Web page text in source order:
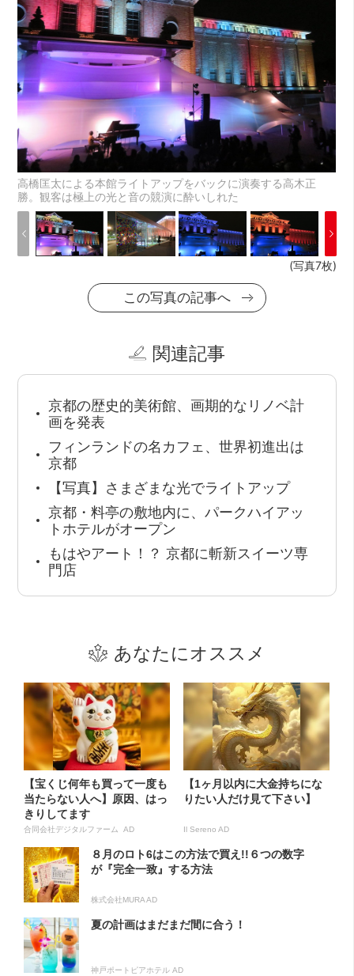
高橋匡太による本館ライトアップをバックに演奏する高木正
勝。観客は極上の光と音の競演に酔いしれた
(写真7枚)
この写真の記事へ
関連記事
京都の歴史的美術館、画期的なリノベ計
画を発表
フィンランドの名カフェ、世界初進出は
京都
【写真】さまざまな光でライトアップ
京都・料亭の敷地内に、パークハイアッ
トホテルがオープン
もはやアート！？ 京都に斬新スイーツ専
門店
あなたにオススメ
【宝くじ何年も買って一度も
当たらない人へ】原因、はっ
きりしてます
合同会社デジタルファーム AD
【1ヶ月以内に大金持ちにな
りたい人だけ見て下さい】
Il Sereno AD
８月のロト6はこの方法で買え!!６つの数字
が『完全一致』する方法
株式会社MURA AD
夏の計画はまだまだ間に合う！
神戸ポートピアホテル AD